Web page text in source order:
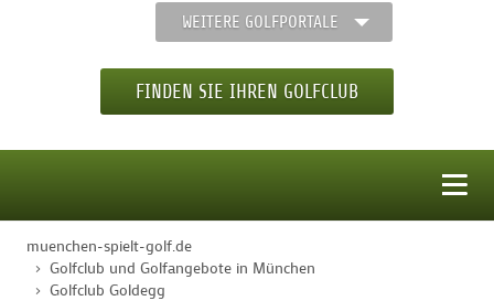
WEITERE GOLFPORTALE
FINDEN SIE IHREN GOLFCLUB
STARTSEITE
muenchen-spielt-golf.de
Golfclub und Golfangebote in München
Golfclub Goldegg